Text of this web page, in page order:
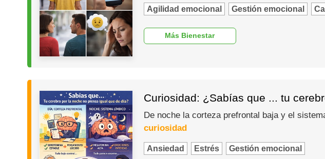
Agilidad emocional Gestión emocional
Más Bienestar
Curiosidad: ¿Sabías que ... tu
De noche la corteza prefrontal baja y el
curiosidad
Ansiedad Estrés Gestión emocional